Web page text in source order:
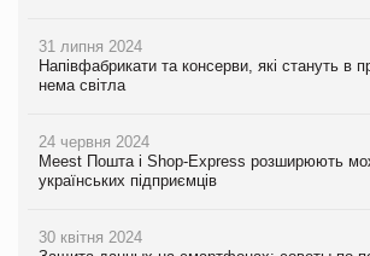
31 липня 2024
Напівфабрикати та консерви, які стануть в
нема світла
24 червня 2024
Meest Пошта і Shop-Express розширюють
українських підприємців
30 квітня 2024